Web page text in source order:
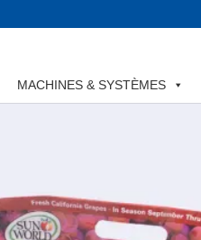
MACHINES & SYSTÈMES